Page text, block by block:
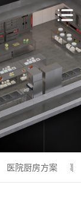
医院厨房方案 事